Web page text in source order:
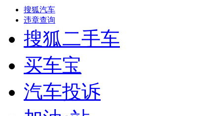
搜狐汽车
违章查询
搜狐二手车
买车宝
汽车投诉